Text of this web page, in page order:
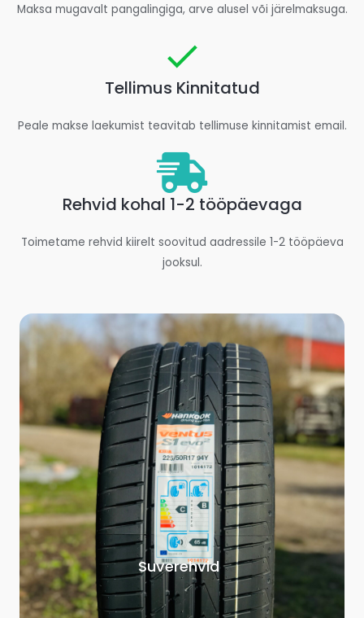
Maksa mugavalt pangalingiga, arve alusel või järelmaksuga.
Tellimus Kinnitatud
Peale makse laekumist teavitab tellimuse kinnitamist email.
Rehvid kohal 1-2 tööpäevaga
Toimetame rehvid kiirelt soovitud aadressile 1-2 tööpäeva
jooksul.
Suverehvid